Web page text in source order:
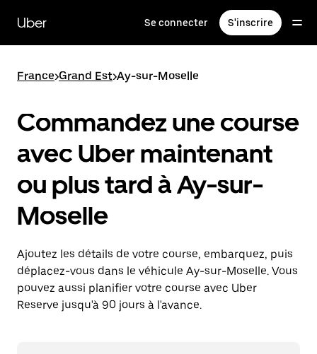
contenu
principal
Uber Se connecter S'inscrire
France>Grand Est>Ay-sur-Moselle
Commandez une course
avec Uber maintenant
ou plus tard à Ay-sur-
Moselle
Ajoutez les détails de votre course, embarquez, puis
déplacez-vous dans le véhicule Ay-sur-Moselle. Vous
pouvez aussi planifier votre course avec Uber
Reserve jusqu'à 90 jours à l'avance.